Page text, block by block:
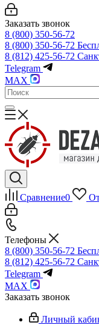
Заказать звонок
8 (800) 350-56-72
8 (800) 350-56-72
8 (812) 425-56-72
Telegram
MAX
Сравнение0
Телефоны
8 (800) 350-56-72
8 (812) 425-56-72
Telegram
MAX
Заказать звонок
Личный